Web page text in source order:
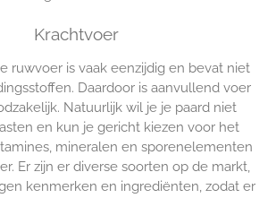
Krachtvoer
ruwvoer is vaak eenzijdig en bevat niet
Daardoor is aanvullend voer
Natuurlijk wil je je paard niet
en kun je gericht kiezen voor het
mineralen en sporenelementen
Er zijn er diverse soorten op de markt,
kenmerken en ingrediënten, zodat er